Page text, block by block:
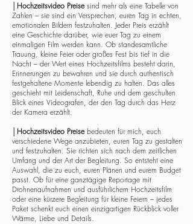
Hochzeitsvideo Preisesind mehr als eine Tabelle von
Zahlen – sie sind ein Versprechen, euren Tag in echten,
emotionalen Bildern festzuhalten. Jeder Preis erzählt
eine Geschichte darüber, wie euer Tag zu einem
einmaligen Film werden kann. Ob standesamtliche
Trauung, kleine Feier oder großes Fest bis tief in die
Nacht – der Wert eines Hochzeitsfilms besteht darin,
Erinnerungen zu bewahren und sie durch authentisch
festgehaltene Momente lebendig zu halten. Das alles
geschieht mit Leidenschaft, Ruhe und dem geschulten
Blick eines Videografen, der den Tag durch das Herz
der Kamera erzählt.
Hochzeitsvideo Preisebedeuten für mich, euch
verschiedene Wege anzubieten, euren Tag zu gestalten
und festzuhalten. Sie richten sich nach dem zeitlichen
Umfang und der Art der Begleitung. So entsteht eine
Auswahl, die zu euch, euren Plänen und eurem Budget
passt. Ob für eine ganztägige Reportage mit
Drohnenaufnahmen und ausführlichem Hochzeitsfilm
oder eine kürzere Begleitung für kleine Feiern – jedes
Paket schenkt euch einen einzigartigen Rückblick voller
Wärme, Liebe und Details.